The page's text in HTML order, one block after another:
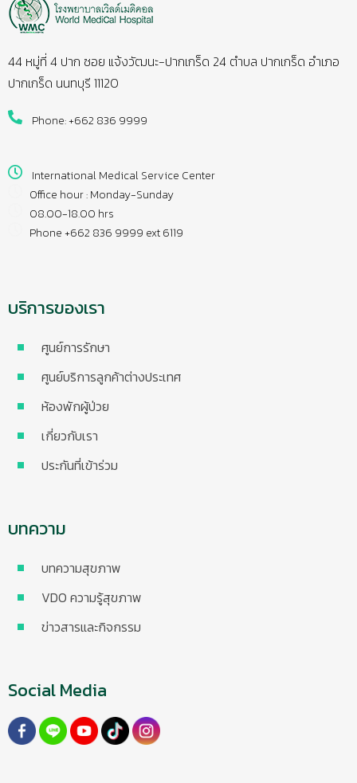
44 หมู่ที่ 4 ปาก ซอย แจ้งวัฒนะ-ปากเกร็ด 24 ตำบล ปากเกร็ด อำเภอ
ปากเกร็ด นนทบุรี 11120
Phone: +662 836 9999
International Medical Service Center
Office hour : Monday-Sunday
08.00-18.00 hrs
Phone +662 836 9999 ext 6119
บริการของเรา
ศูนย์การรักษา
ศูนย์บริการลูกค้าต่างประเทศ
ห้องพักผู้ป่วย
เกี่ยวกับเรา
ประกันที่เข้าร่วม
บทความ
บทความสุขภาพ
VDO ความรู้สุขภาพ
ข่าวสารและกิจกรรม
Social Media